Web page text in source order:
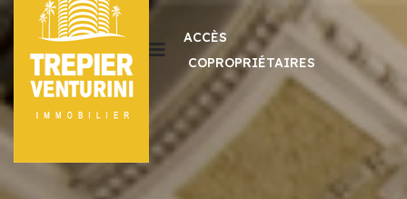
ACCÈS
COPROPRIÉTAIRES